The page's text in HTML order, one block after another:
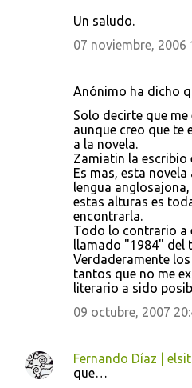
Un saludo.
07 noviembre, 2006
Anónimo ha dicho
Solo decirte que
aunque creo que te
a la novela.
Zamiatin la escribio
Es mas, esta novela
lengua
estas alturas es
encontrarla.
Todo lo contrario a
llamado "1984" del
Verdaderamente
tantos que no me
literario a sido
09 octubre, 2007
Fernando Díaz |
que…